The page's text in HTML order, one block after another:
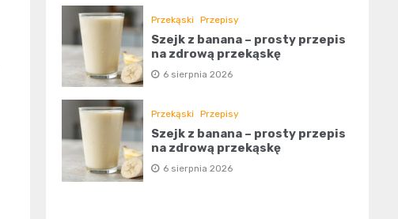
Przekąski Przepisy
Szejk z banana – prosty przepis
na zdrową przekąskę
6 sierpnia 2026
Przekąski Przepisy
Szejk z banana – prosty przepis
na zdrową przekąskę
6 sierpnia 2026